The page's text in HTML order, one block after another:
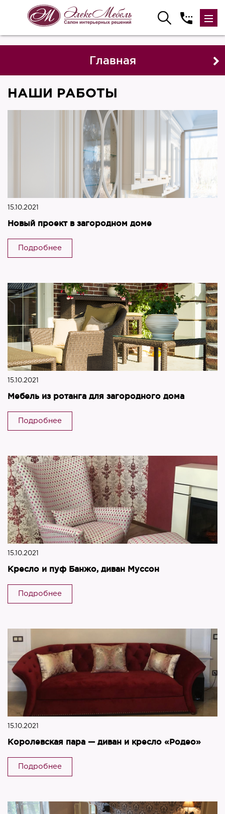
Главная
НАШИ РАБОТЫ
15.10.2021
Новый проект в загородном доме
Подробнее
15.10.2021
Мебель из ротанга для загородного дома
Подробнее
15.10.2021
Кресло и пуф Банжо, диван Муссон
Подробнее
15.10.2021
Королевская пара — диван и кресло «Родео»
Подробнее